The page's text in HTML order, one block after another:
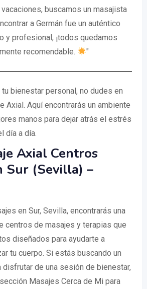
buscamos un masajista
a Germán fue un auténtico
y profesional, ¡todos quedamos
recomendable.
"
bienestar personal, no dudes en
Axial. Aquí encontrarás un ambiente
manos para dejar atrás el estrés
día a día.
Axial Centros
Sur (Sevilla) –
en Sur, Sevilla, encontrarás una
centros de masajes y terapias que
diseñados para ayudarte a
tu cuerpo. Si estás buscando un
disfrutar de una sesión de bienestar,
Masajes Cerca de Mi para